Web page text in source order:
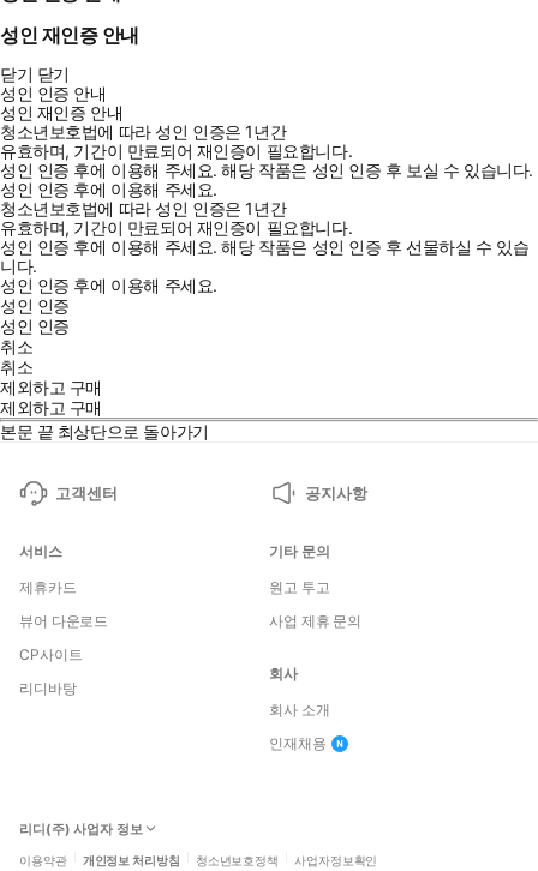
성인 재인증 안내
닫기 닫기
성인 인증 안내
성인 재인증 안내
청소년보호법에 따라 성인 인증은 1년간
유효하며, 기간이 만료되어 재인증이 필요합니다.
성인 인증 후에 이용해 주세요.해당 작품은 성인 인증 후 보실 수 있습니다.
성인 인증 후에 이용해 주세요.
청소년보호법에 따라 성인 인증은 1년간
유효하며, 기간이 만료되어 재인증이 필요합니다.
성인 인증 후에 이용해 주세요.해당 작품은 성인 인증 후 선물하실 수 있습
니다.
성인 인증 후에 이용해 주세요.
성인 인증
성인 인증
취소
취소
제외하고 구매
제외하고 구매
본문 끝 최상단으로 돌아가기
고객센터 공지사항
서비스
제휴카드
뷰어 다운로드
CP사이트
리디바탕
기타 문의
원고 투고
사업 제휴 문의
회사
회사 소개
인재채용
리디(주) 사업자 정보
이용약관 개인정보 처리방침 청소년보호정책 사업자정보확인